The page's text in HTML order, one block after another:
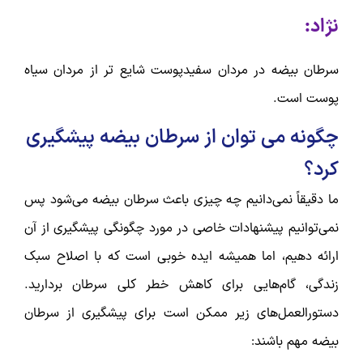
نژاد:
سرطان بیضه در مردان سفیدپوست شایع تر از مردان سیاه
پوست است.
چگونه می توان از سرطان بیضه پیشگیری
کرد؟
ما دقیقاً نمی‌دانیم چه چیزی باعث سرطان بیضه می‌شود پس
نمی‌توانیم پیشنهادات خاصی در مورد چگونگی پیشگیری از آن
ارائه دهیم، اما همیشه ایده خوبی است که با اصلاح سبک
زندگی، گام‌هایی برای کاهش خطر کلی سرطان بردارید.
دستورالعمل‌های زیر ممکن است برای پیشگیری از سرطان
بیضه مهم باشند: